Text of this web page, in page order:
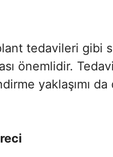
tedavileri gibi
önemlidir.
yaklaşımı